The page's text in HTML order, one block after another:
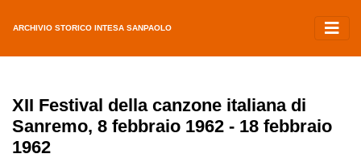
ARCHIVIO STORICO INTESA SANPAOLO
XII Festival della canzone italiana di
Sanremo, 8 febbraio 1962 - 18 febbraio
1962